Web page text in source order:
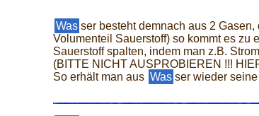
Was ser besteht demnach aus 2 Gasen,
Volumenteil Sauerstoff) so kommt es zu
Sauerstoff spalten, indem man z.B.
(BITTE NICHT AUSPROBIEREN !!!
So erhält man aus Was ser wieder